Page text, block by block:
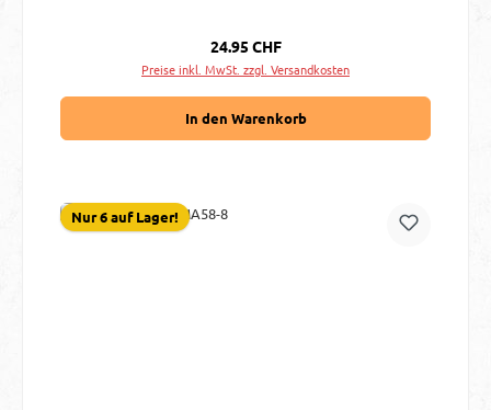
Regulärer Preis:
24.95 CHF
Preise inkl. MwSt. zzgl. Versandkosten
In den Warenkorb
Nur 6 auf Lager!